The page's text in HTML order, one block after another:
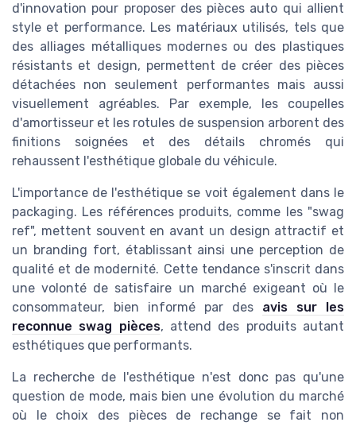
d'innovation pour proposer des pièces auto qui allient
style et performance. Les matériaux utilisés, tels que
des alliages métalliques modernes ou des plastiques
résistants et design, permettent de créer des pièces
détachées non seulement performantes mais aussi
visuellement agréables. Par exemple, les coupelles
d'amortisseur et les rotules de suspension arborent des
finitions soignées et des détails chromés qui
rehaussent l'esthétique globale du véhicule.
L'importance de l'esthétique se voit également dans le
packaging. Les références produits, comme les "swag
ref", mettent souvent en avant un design attractif et
un branding fort, établissant ainsi une perception de
qualité et de modernité. Cette tendance s'inscrit dans
une volonté de satisfaire un marché exigeant où le
consommateur, bien informé par des avis sur les
reconnue swag pièces, attend des produits autant
esthétiques que performants.
La recherche de l'esthétique n'est donc pas qu'une
question de mode, mais bien une évolution du marché
où le choix des pièces de rechange se fait non